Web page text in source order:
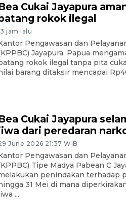
Cukai Jayapura
rokok ilegal
jam lalu
Pengawasan dan
Jayapura, Papua
rokok ilegal tanpa pita
barang ditaksir mencapai
Cukai Jayapura
dari peredaran
June 2026 21:37 WIB
Pengawasan dan
Tipe Madya Pabean C
penindakan terhadap
31 Mei di mana
...